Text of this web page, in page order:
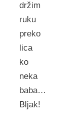
držim
ruku
preko
lica
ko
neka
baba…
Bljak!